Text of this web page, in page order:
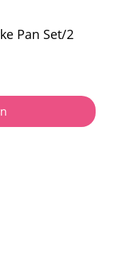
Pan Set/2